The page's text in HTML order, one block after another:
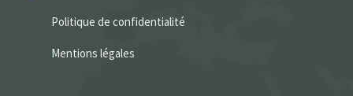
Politique de confidentialité
Mentions légales